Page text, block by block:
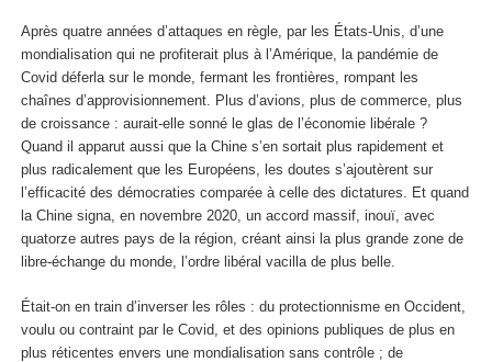
Après quatre années d’attaques en règle, par les États-Unis, d’une
mondialisation qui ne profiterait plus à l’Amérique, la pandémie de
Covid déferla sur le monde, fermant les frontières, rompant les
chaînes d’approvisionnement. Plus d’avions, plus de commerce, plus
de croissance : aurait-elle sonné le glas de l’économie libérale ?
Quand il apparut aussi que la Chine s’en sortait plus rapidement et
plus radicalement que les Européens, les doutes s’ajoutèrent sur
l’efficacité des démocraties comparée à celle des dictatures. Et quand
la Chine signa, en novembre 2020, un accord massif, inouï, avec
quatorze autres pays de la région, créant ainsi la plus grande zone de
libre-échange du monde, l’ordre libéral vacilla de plus belle.
Était-on en train d’inverser les rôles : du protectionnisme en Occident,
voulu ou contraint par le Covid, et des opinions publiques de plus en
plus réticentes envers une mondialisation sans contrôle ; de